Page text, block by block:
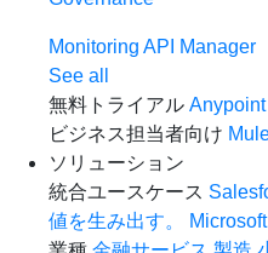
Monitoring API Manager
See all
無料トライアル
ビジネス担当者向け
ソリューション
統合ユースケース
値を生み出す。
Microsoft